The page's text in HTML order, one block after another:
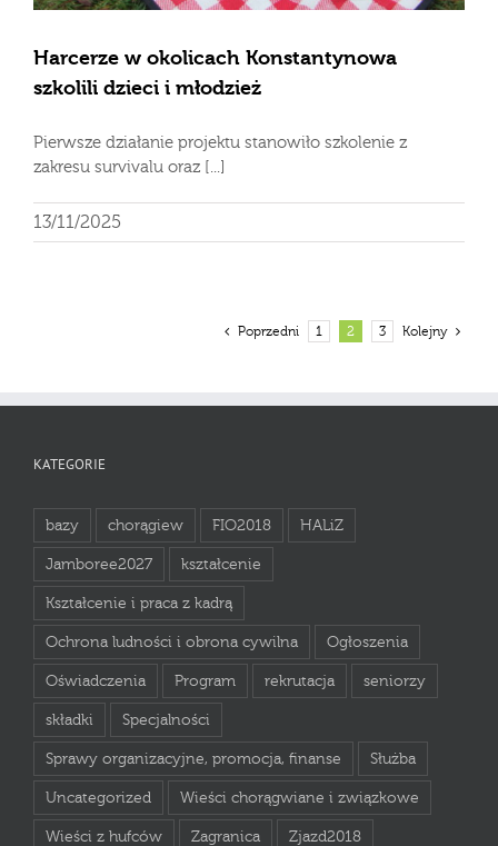
Harcerze w okolicach Konstantynowa
szkolili dzieci i młodzież
Pierwsze działanie projektu stanowiło szkolenie z
zakresu survivalu oraz [...]
13/11/2025
Poprzedni 1 2 3 Kolejny
KATEGORIE
bazy chorągiew FIO2018 HALiZ
Jamboree2027 kształcenie
Kształcenie i praca z kadrą
Ochrona ludności i obrona cywilna Ogłoszenia
Oświadczenia Program rekrutacja seniorzy
składki Specjalności
Sprawy organizacyjne, promocja, finanse Służba
Uncategorized Wieści chorągwiane i związkowe
Wieści z hufców Zagranica Zjazd2018